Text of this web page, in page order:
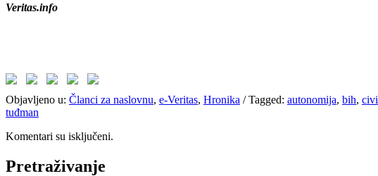
Veritas.info
Objavljeno u: Članci za naslovnu, e-Veritas, Hronika /Tagged: autonomija, bih,
tuđman
Komentari su isključeni.
Pretraživanje